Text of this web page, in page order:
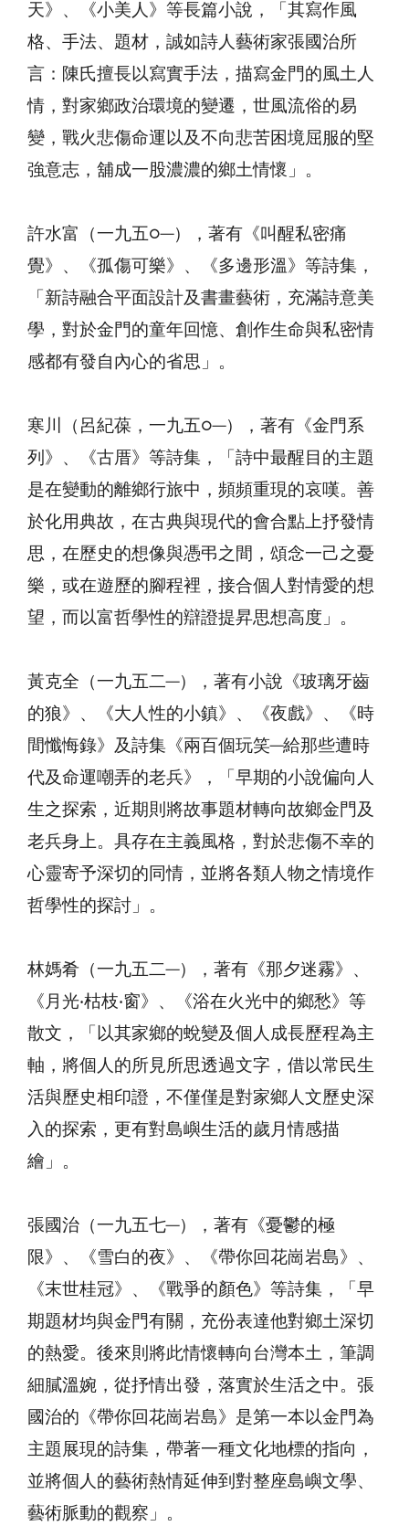
天》、《小美人》等長篇小說，「其寫作風
格、手法、題材，誠如詩人藝術家張國治所
言：陳氏擅長以寫實手法，描寫金門的風土人
情，對家鄉政治環境的變遷，世風流俗的易
變，戰火悲傷命運以及不向悲苦困境屈服的堅
強意志，舖成一股濃濃的鄉土情懷」。
許水富（一九五○─），著有《叫醒私密痛
覺》、《孤傷可樂》、《多邊形溫》等詩集，
「新詩融合平面設計及書畫藝術，充滿詩意美
學，對於金門的童年回憶、創作生命與私密情
感都有發自內心的省思」。
寒川（呂紀葆，一九五○─），著有《金門系
列》、《古厝》等詩集，「詩中最醒目的主題
是在變動的離鄉行旅中，頻頻重現的哀嘆。善
於化用典故，在古典與現代的會合點上抒發情
思，在歷史的想像與憑弔之間，頌念一己之憂
樂，或在遊歷的腳程裡，接合個人對情愛的想
望，而以富哲學性的辯證提昇思想高度」。
黃克全（一九五二─），著有小說《玻璃牙齒
的狼》、《大人性的小鎮》、《夜戲》、《時
間懺悔錄》及詩集《兩百個玩笑─給那些遭時
代及命運嘲弄的老兵》，「早期的小說偏向人
生之探索，近期則將故事題材轉向故鄉金門及
老兵身上。具存在主義風格，對於悲傷不幸的
心靈寄予深切的同情，並將各類人物之情境作
哲學性的探討」。
林媽肴（一九五二─），著有《那夕迷霧》、
《月光‧枯枝‧窗》、《浴在火光中的鄉愁》等
散文，「以其家鄉的蛻變及個人成長歷程為主
軸，將個人的所見所思透過文字，借以常民生
活與歷史相印證，不僅僅是對家鄉人文歷史深
入的探索，更有對島嶼生活的歲月情感描
繪」。
張國治（一九五七─），著有《憂鬱的極
限》、《雪白的夜》、《帶你回花崗岩島》、
《末世桂冠》、《戰爭的顏色》等詩集，「早
期題材均與金門有關，充份表達他對鄉土深切
的熱愛。後來則將此情懷轉向台灣本土，筆調
細膩溫婉，從抒情出發，落實於生活之中。張
國治的《帶你回花崗岩島》是第一本以金門為
主題展現的詩集，帶著一種文化地標的指向，
並將個人的藝術熱情延伸到對整座島嶼文學、
藝術脈動的觀察」。